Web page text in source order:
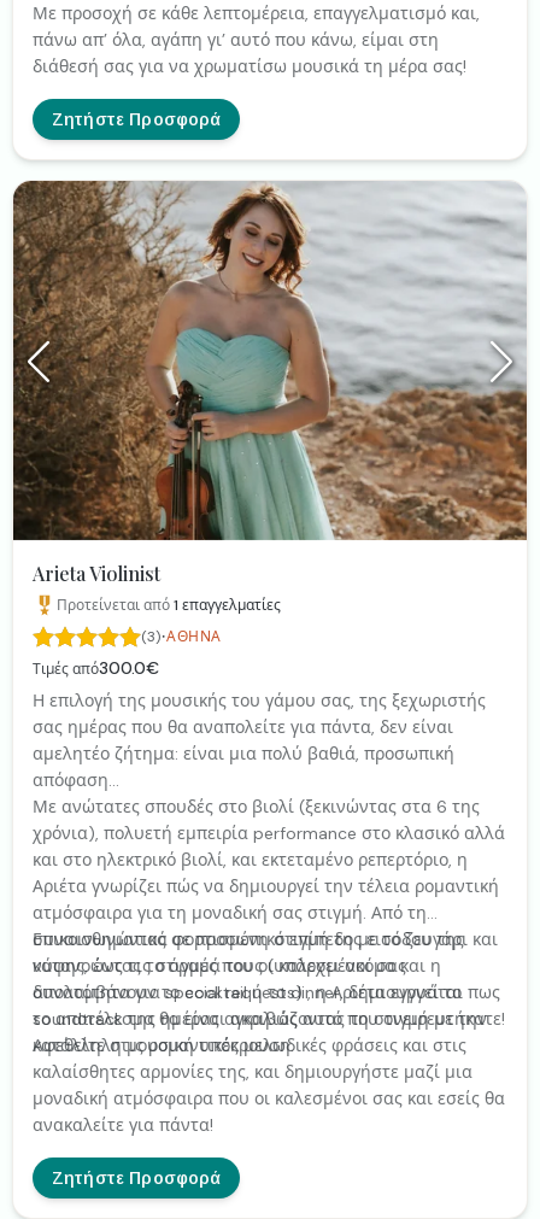
Με προσοχή σε κάθε λεπτομέρεια, επαγγελματισμό και,
πάνω απ’ όλα, αγάπη γι’ αυτό που κάνω, είμαι στη
διάθεσή σας για να χρωματίσω μουσικά τη μέρα σας!
Ζητήστε Προσφορά
Arieta Violinist
Προτείνεται από1 επαγγελματίες
(3)·ΑΘΉΝΑ
Τιμές από300.0€
Η επιλογή της μουσικής του γάμου σας, της ξεχωριστής
σας ημέρας που θα αναπολείτε για πάντα, δεν είναι
αμελητέο ζήτημα: είναι μια πολύ βαθιά, προσωπική
απόφαση...
Με ανώτατες σπουδές στο βιολί (ξεκινώντας στα 6 της
χρόνια), πολυετή εμπειρία performance στο κλασικό αλλά
και στο ηλεκτρικό βιολί, και εκτεταμένο ρεπερτόριο, η
Αριέτα γνωρίζει πώς να δημιουργεί την τέλεια ρομαντική
ατμόσφαιρα για τη μοναδική σας στιγμή. Από τη
συναισθηματικά φορτισμένη στιγμή της εισόδου της
νύφης, έως τις στιγμές που οι καλεσμένοι σας
απολαμβάνουν το cocktail ή το dinner, δημιουργεί το
soundtrack της ημέρας αγκαλιάζοντας τη στιγμή με την
κατάλληλη μουσική υπόκρουση.
Επικοινωνώντας σε προσωπικό επίπεδο με το ζευγάρι και
κατανοώντας το όραμά τους (υπάρχει ακόμα και η
δυνατότητα για special requests) , η Αριέτα εγγυάται πως
το αποτέλεσμα θα είναι ακριβώς αυτό που ονειρευτήκατε!
Αφεθείτε στις ρομαντικές μελωδικές φράσεις και στις
καλαίσθητες αρμονίες της, και δημιουργήστε μαζί μια
μοναδική ατμόσφαιρα που οι καλεσμένοι σας και εσείς θα
ανακαλείτε για πάντα!
Ζητήστε Προσφορά